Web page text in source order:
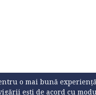
o mai bună
ești de acord cu